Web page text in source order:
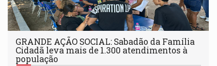
GRANDE AÇÃO SOCIAL: Sabadão da Família
Cidadã leva mais de 1.300 atendimentos à
população